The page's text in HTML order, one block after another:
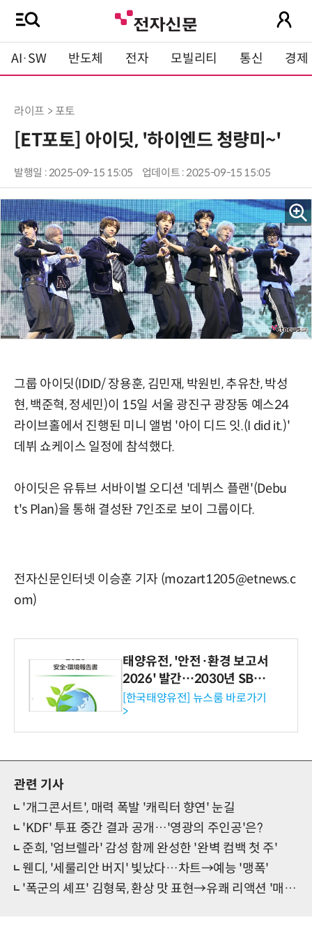
AI·SW 반도체 전자 모빌리티 통신 경제
라이프 > 포토
[ET포토] 아이딧, '하이엔드 청량미~'
발행일 : 2025-09-15 15:05 업데이트 : 2025-09-15 15:05
그룹 아이딧(IDID/ 장용훈, 김민재, 박원빈, 추유찬, 박성
현, 백준혁, 정세민)이 15일 서울 광진구 광장동 예스24
라이브홀에서 진행된 미니 앨범 '아이 디드 잇.(I did it.)'
데뷔 쇼케이스 일정에 참석했다.
아이딧은 유튜브 서바이벌 오디션 '데뷔스 플랜'(Debu
t's Plan)을 통해 결성돤 7인조로 보이 그룹이다.
전자신문인터넷 이승훈 기자 (mozart1205@etnews.c
om)
태양유전, '안전·환경 보고서
2026' 발간…2030년 SBT
수준 온실가스 감축 추진
[한국태양유전] 뉴스룸 바로가기
>
관련 기사
'개그콘서트', 매력 폭발 '캐릭터 향연' 눈길
'KDF' 투표 중간 결과 공개…'영광의 주인공'은?
준희, '엄브렐라' 감성 함께 완성한 '완벽 컴백 첫 주'
웬디, '세룰리안 버지' 빛났다…차트→예능 '맹폭'
'폭군의 셰프' 김형묵, 환상 맛 표현→유쾌 리액션 '매력 大폭발'